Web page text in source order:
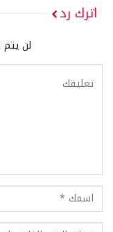
اترك رد
لن يتم